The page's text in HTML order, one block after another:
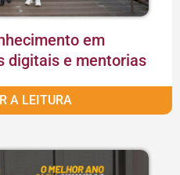
em
digitais e mentorias
A LEITURA